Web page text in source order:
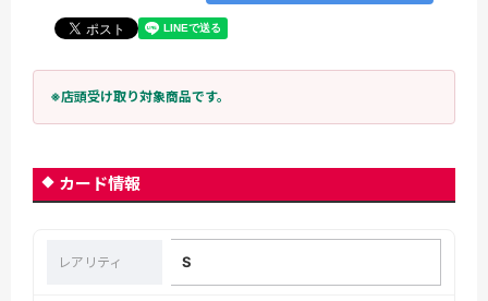
※店頭受け取り対象商品です。
カード情報
レアリティ S